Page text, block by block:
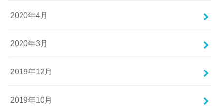
2020年4月
2020年3月
2019年12月
2019年10月